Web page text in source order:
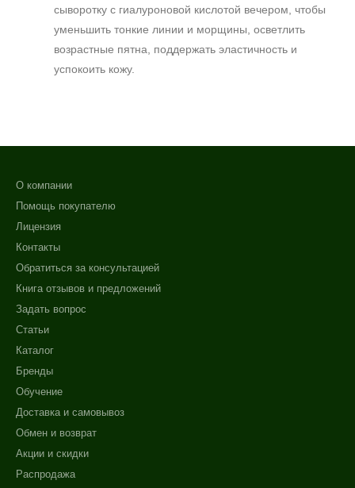
сыворотку с гиалуроновой кислотой вечером, чтобы
уменьшить тонкие линии и морщины, осветлить
возрастные пятна, поддержать эластичность и
успокоить кожу.
О компании
Помощь покупателю
Лицензия
Контакты
Обратиться за консультацией
Книга отзывов и предложений
Задать вопрос
Статьи
Каталог
Бренды
Обучение
Доставка и самовывоз
Обмен и возврат
Акции и скидки
Распродажа